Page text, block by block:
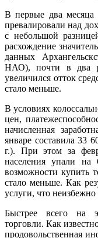
В первые два месяца
превалировали над
с небольшой
расхождение
данных
НАО), почти в два
увеличился отток
стало меньше.
В условиях
цен,
начисленная
январе составила 33
г.). При этом за
населения упали
возможности купить
стало меньше. Как
услуги, что
Быстрее всего на
торговли. Как
продовольственная